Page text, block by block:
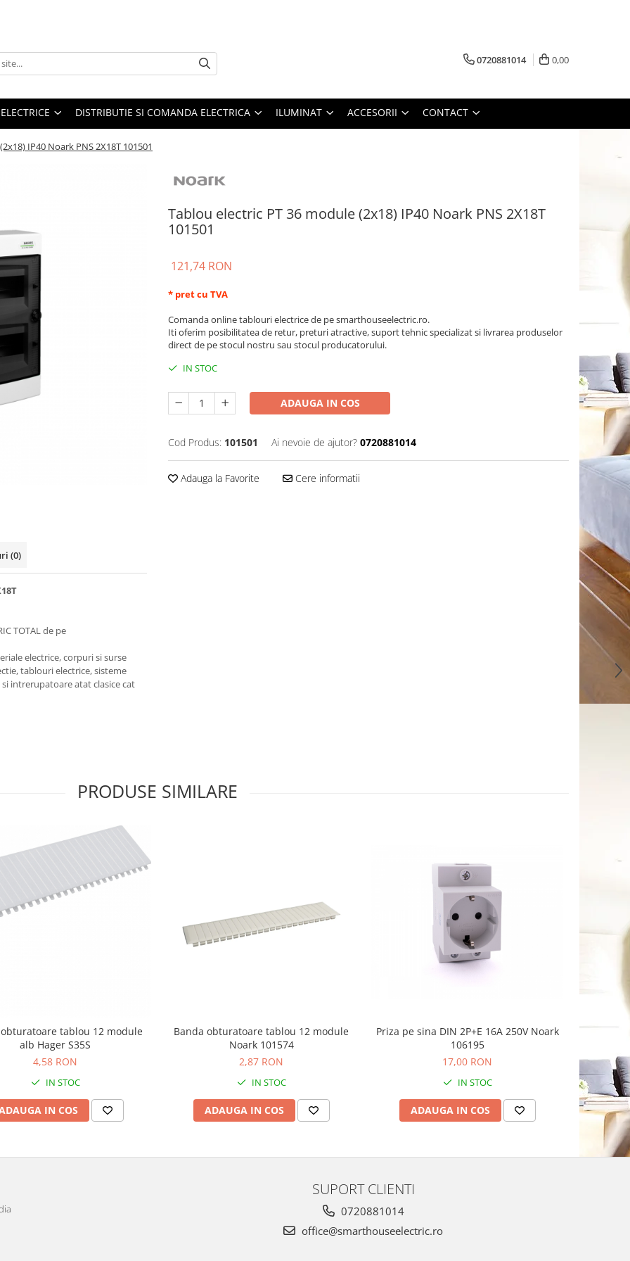
0720881014 0,00
DISTRIBUTIE SI COMANDA ELECTRICA ILUMINAT ACCESORII CONTACT
IP40 Noark PNS 2X18T 101501
Tablou electric PT 36 module (2x18) IP40 Noark PNS 2X18T
101501
121,74 RON
* pret cu TVA
Comanda online tablouri electrice de pe smarthouseelectric.ro.
Iti oferim posibilitatea de retur, preturi atractive, suport tehnic specializat si livrarea produselor
direct de pe stocul nostru sau stocul producatorului.
IN STOC
ADAUGA IN COS
Cod Produs: 101501 Ai nevoie de ajutor? 0720881014
Adauga la Favorite Cere informatii
(0)
TOTAL de pe
electrice, corpuri si surse
tablouri electrice, sisteme
intrerupatoare atat clasice cat
PRODUSE SIMILARE
tablou 12 module
alb Hager S35S
4,58 RON
IN STOC
IN COS
Banda obturatoare tablou 12 module
Noark 101574
2,87 RON
IN STOC
ADAUGA IN COS
Priza pe sina DIN 2P+E 16A 250V Noark
106195
17,00 RON
IN STOC
ADAUGA IN COS
Tablou
SUPORT CLIENTI
0720881014
office@smarthouseelectric.ro